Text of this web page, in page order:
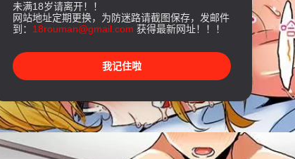
未满18岁请离开！！
网站地址定期更换，为防迷路请截图保存，发邮件
到： 18rouman@gmail.com 获得最新网址！！！
我记住啦